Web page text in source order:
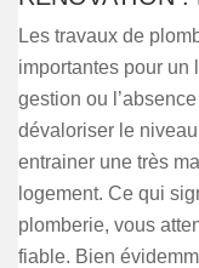
Les travaux de
importantes pour un
gestion ou
dévaloriser le
entrainer une très
logement. Ce qui
plomberie, vous
fiable. Bien